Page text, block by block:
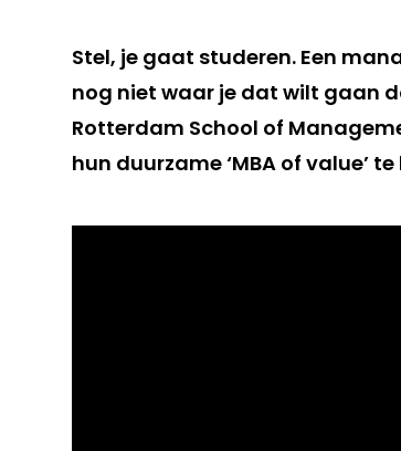
Stel, je gaat studeren. Een
nog niet waar je dat wilt gaan
Rotterdam School of
hun duurzame ‘MBA of value’ te